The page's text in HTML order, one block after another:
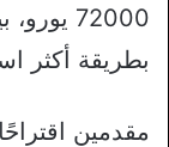
72000
بطريقة أكثر
مقدمين